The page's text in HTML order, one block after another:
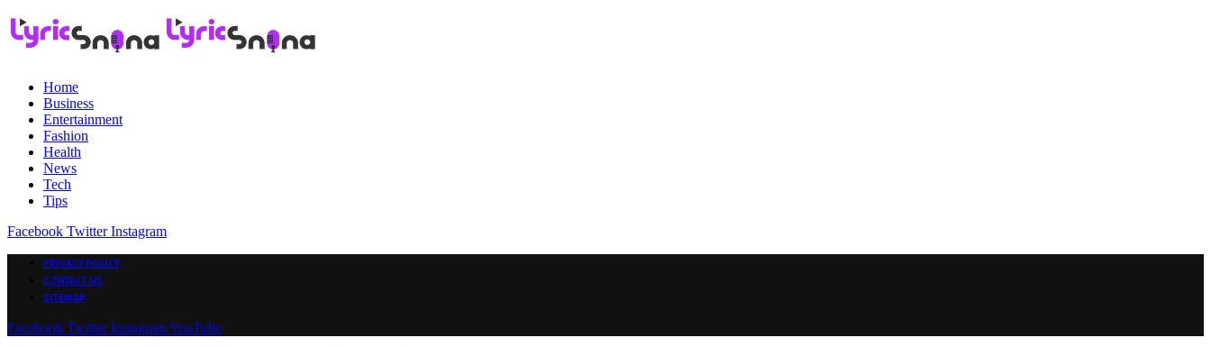
Home
Business
Entertainment
Fashion
Health
News
Tech
Tips
Facebook Twitter Instagram
PRIVACY POLICY
CONTACT US
SITEMAP
Facebook Twitter InstagramYouTube